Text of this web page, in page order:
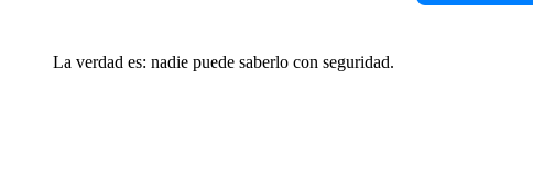
La verdad es: nadie puede saberlo con seguridad.